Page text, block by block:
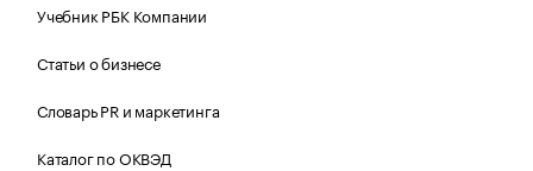
Учебник РБК Компании
Статьи о бизнесе
Словарь PR и маркетинга
Каталог по ОКВЭД